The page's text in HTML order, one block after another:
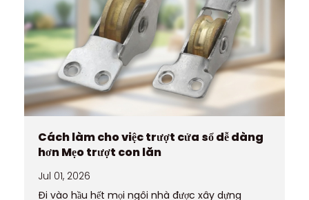
Cách làm cho việc trượt cửa sổ dễ dàng
hơn Mẹo trượt con lăn
Jul 01, 2026
Đi vào hầu hết mọi ngôi nhà được xây dựng